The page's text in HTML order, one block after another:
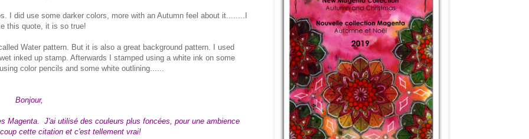
I did use some darker colors, more with an Autumn feel about it........I
this quote, it is so true!
Water pattern. But it is also a great background pattern. I used
inked up stamp. Afterwards I stamped using a white ink on some
color pencils and some white outlining......
Bonjour,
Magenta. J'ai utilisé des couleurs plus foncées, pour une ambience
cette citation et c'est tellement vrai!